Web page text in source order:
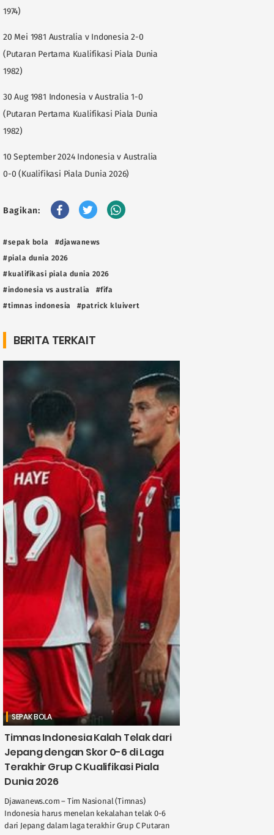
1974)
20 Mei 1981 Australia v Indonesia 2-0
(Putaran Pertama Kualifikasi Piala Dunia
1982)
30 Aug 1981 Indonesia v Australia 1-0
(Putaran Pertama Kualifikasi Piala Dunia
1982)
10 September 2024 Indonesia v Australia
0-0 (Kualifikasi Piala Dunia 2026)
Bagikan:
#sepak bola
#djawanews
#piala dunia 2026
#kualifikasi piala dunia 2026
#indonesia vs australia
#fifa
#timnas indonesia
#patrick kluivert
BERITA TERKAIT
SEPAK BOLA
Timnas Indonesia Kalah Telak dari
Jepang dengan Skor 0-6 di Laga
Terakhir Grup C Kualifikasi Piala
Dunia 2026
Djawanews.com – Tim Nasional (Timnas)
Indonesia harus menelan kekalahan telak 0-6
dari Jepang dalam laga terakhir Grup C Putaran